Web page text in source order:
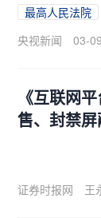
最高人民法院
央视新闻
03-
《互联网
售、封禁屏
证券时报网 王